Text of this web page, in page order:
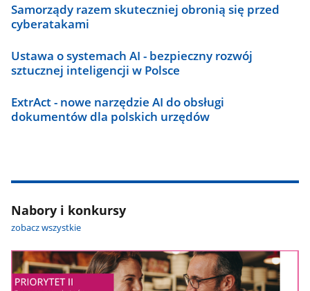
Samorządy razem skuteczniej obronią się przed
cyberatakami
Ustawa o systemach AI - bezpieczny rozwój
sztucznej inteligencji w Polsce
ExtrAct - nowe narzędzie AI do obsługi
dokumentów dla polskich urzędów
Nabory i konkursy
zobacz wszystkie